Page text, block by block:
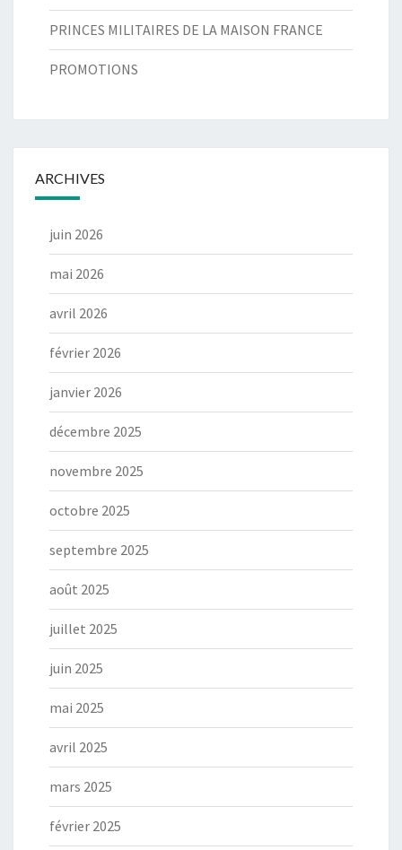
PRINCES MILITAIRES DE LA MAISON FRANCE
PROMOTIONS
ARCHIVES
juin 2026
mai 2026
avril 2026
février 2026
janvier 2026
décembre 2025
novembre 2025
octobre 2025
septembre 2025
août 2025
juillet 2025
juin 2025
mai 2025
avril 2025
mars 2025
février 2025